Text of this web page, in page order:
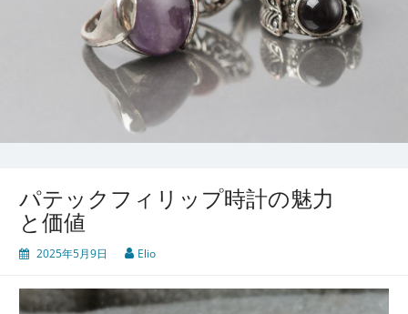
パテックフィリップ時計の魅力
と価値
2025年5月9日 Elio